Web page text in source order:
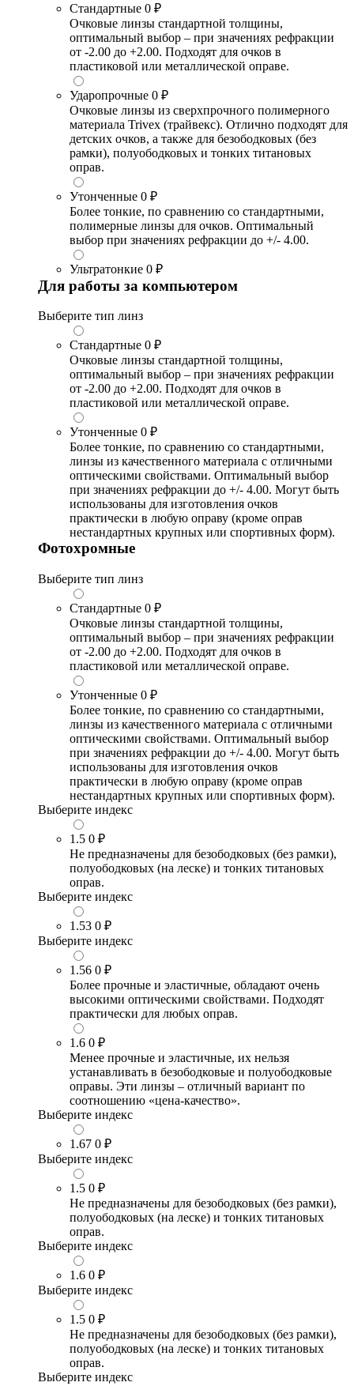
Стандартные 0 ₽
Очковые линзы стандартной толщины,
оптимальный выбор – при значениях рефракции
от -2.00 до +2.00. Подходят для очков в
пластиковой или металлической оправе.
Ударопрочные 0 ₽
Очковые линзы из сверхпрочного полимерного
материала Trivex (трайвекс). Отлично подходят для
детских очков, а также для безободковых (без
рамки), полуободковых и тонких титановых
оправ.
Утонченные 0 ₽
Более тонкие, по сравнению со стандартными,
полимерные линзы для очков. Оптимальный
выбор при значениях рефракции до +/- 4.00.
Ультратонкие 0 ₽
Для работы за компьютером
Выберите тип линз
Стандартные 0 ₽
Очковые линзы стандартной толщины,
оптимальный выбор – при значениях рефракции
от -2.00 до +2.00. Подходят для очков в
пластиковой или металлической оправе.
Утонченные 0 ₽
Более тонкие, по сравнению со стандартными,
линзы из качественного материала с отличными
оптическими свойствами. Оптимальный выбор
при значениях рефракции до +/- 4.00. Могут быть
использованы для изготовления очков
практически в любую оправу (кроме оправ
нестандартных крупных или спортивных форм).
Фотохромные
Выберите тип линз
Стандартные 0 ₽
Очковые линзы стандартной толщины,
оптимальный выбор – при значениях рефракции
от -2.00 до +2.00. Подходят для очков в
пластиковой или металлической оправе.
Утонченные 0 ₽
Более тонкие, по сравнению со стандартными,
линзы из качественного материала с отличными
оптическими свойствами. Оптимальный выбор
при значениях рефракции до +/- 4.00. Могут быть
использованы для изготовления очков
практически в любую оправу (кроме оправ
нестандартных крупных или спортивных форм).
Выберите индекс
1.5 0 ₽
Не предназначены для безободковых (без рамки),
полуободковых (на леске) и тонких титановых
оправ.
Выберите индекс
1.53 0 ₽
Выберите индекс
1.56 0 ₽
Более прочные и эластичные, обладают очень
высокими оптическими свойствами. Подходят
практически для любых оправ.
1.6 0 ₽
Менее прочные и эластичные, их нельзя
устанавливать в безободковые и полуободковые
оправы. Эти линзы – отличный вариант по
соотношению «цена-качество».
Выберите индекс
1.67 0 ₽
Выберите индекс
1.5 0 ₽
Не предназначены для безободковых (без рамки),
полуободковых (на леске) и тонких титановых
оправ.
Выберите индекс
1.6 0 ₽
Выберите индекс
1.5 0 ₽
Не предназначены для безободковых (без рамки),
полуободковых (на леске) и тонких титановых
оправ.
Выберите индекс